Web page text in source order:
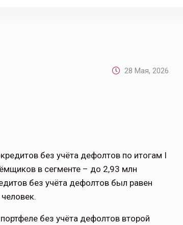
28 Мая, 2026
без учёта дефолтов по итогам I
в сегменте – до 2,93 млн
без учёта дефолтов был равен
без учёта дефолтов второй